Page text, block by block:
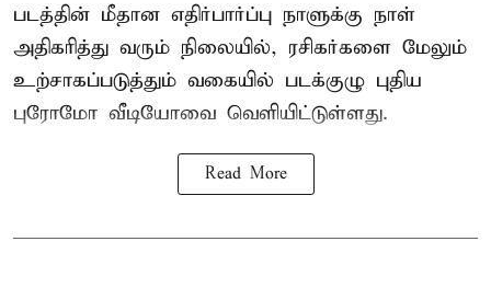
படத்தின் மீதான எதிர்பார்ப்பு நாளுக்கு நாள்
அதிகரித்து வரும் நிலையில், ரசிகர்களை மேலும்
உற்சாகப்படுத்தும் வகையில் படக்குழு புதிய
புரோமோ வீடியோவை வெளியிட்டுள்ளது.
Read More